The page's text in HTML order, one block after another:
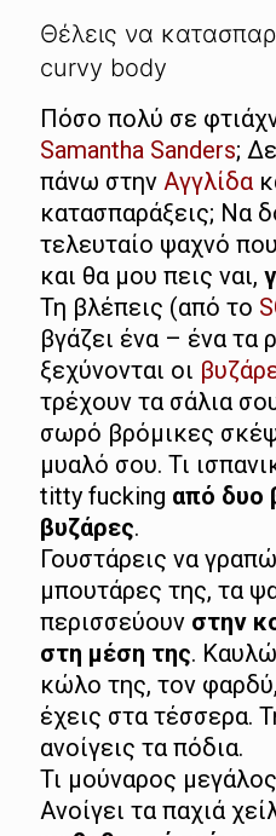
Θέλεις να
curvy body
Πόσο πολύ σε
Samantha Sanders;
πάνω στην Αγγλίδα
κατασπαράξεις; Να
τελευταίο ψαχνό
και θα μου πεις ναι,
Τη βλέπεις (από το
βγάζει ένα – ένα τα
ξεχύνονται οι
τρέχουν τα σάλια
σωρό βρόμικες
μυαλό σου. Τι
titty fucking από δυο
βυζάρες.
Γουστάρεις να
μπουτάρες της, τα
περισσεύουν στην
στη μέση της.
κώλο της, τον
έχεις στα τέσσερα.
ανοίγεις τα πόδια.
Τι μούναρος
Ανοίγει τα παχιά